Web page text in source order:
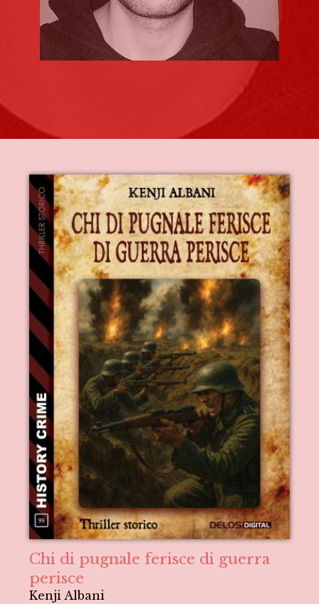
Chi di pugnale ferisce di guerra
perisce
Kenji Albani